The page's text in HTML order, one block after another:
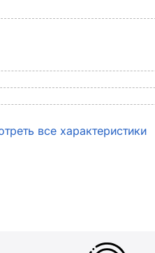
все характеристики